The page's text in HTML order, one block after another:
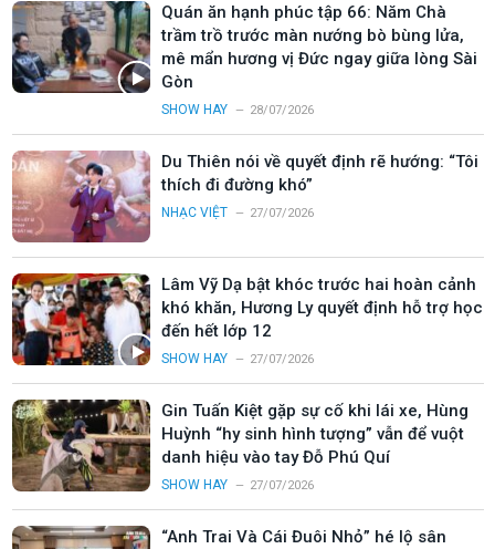
Quán ăn hạnh phúc tập 66: Năm Chà
trầm trồ trước màn nướng bò bùng lửa,
mê mẩn hương vị Đức ngay giữa lòng Sài
Gòn
SHOW HAY 28/07/2026
Du Thiên nói về quyết định rẽ hướng: “Tôi
thích đi đường khó”
NHẠC VIỆT 27/07/2026
Lâm Vỹ Dạ bật khóc trước hai hoàn cảnh
khó khăn, Hương Ly quyết định hỗ trợ học
đến hết lớp 12
SHOW HAY 27/07/2026
Gin Tuấn Kiệt gặp sự cố khi lái xe, Hùng
Huỳnh “hy sinh hình tượng” vẫn để vuột
danh hiệu vào tay Đỗ Phú Quí
SHOW HAY 27/07/2026
“Anh Trai Và Cái Đuôi Nhỏ” hé lộ sân